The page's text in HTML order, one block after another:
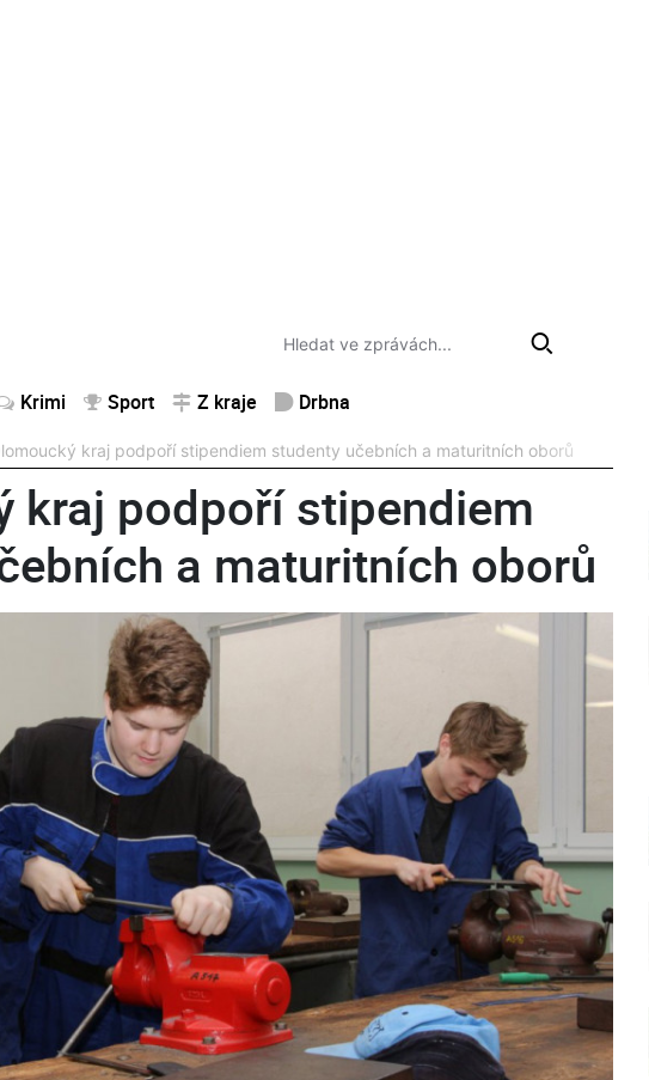
Krimi Sport Z kraje Drbna
kraj podpoří stipendiem studenty učebních a maturitních oborů
kraj podpoří stipendiem
a maturitních oborů